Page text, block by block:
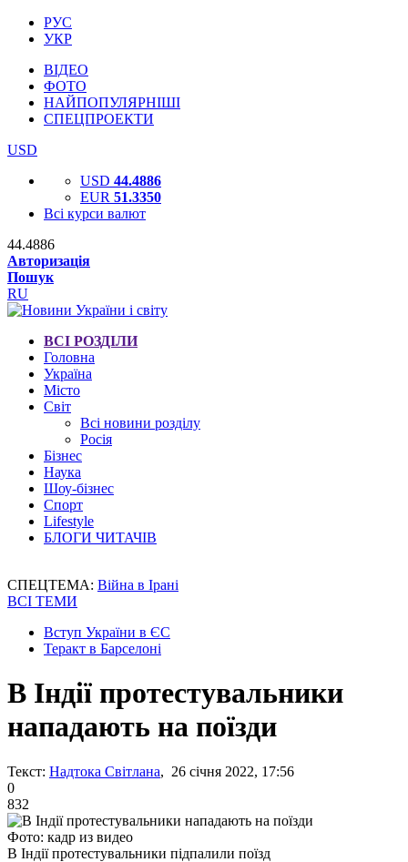
РУС
УКР
ВІДЕО
ФОТО
НАЙПОПУЛЯРНІШІ
СПЕЦПРОЕКТИ
USD
USD 44.4886
EUR 51.3350
Всі курси валют
44.4886
Авторизація
Пошук
RU
ВСІ РОЗДІЛИ
Головна
Україна
Місто
Світ
Всі новини розділу
Росія
Бізнес
Наука
Шоу-бізнес
Спорт
Lifestyle
БЛОГИ ЧИТАЧІВ
СПЕЦТЕМА: Війна в Ірані
ВСІ ТЕМИ
Вступ України в ЄС
Теракт в Барселоні
В Індії протестувальники
нападають на поїзди
Текст: Надтока Світлана, 26 січня 2022, 17:56
0
832
Фото: кадр из видео
В Індії протестувальники підпалили поїзд